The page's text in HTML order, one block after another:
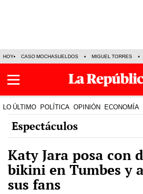
HOY CASO MOCHASUELDOS MIGUEL TORRES
LO ÚLTIMO POLÍTICA OPINIÓN ECONOMÍA
Espectáculos
Katy Jara posa con
bikini en Tumbes y
sus fans